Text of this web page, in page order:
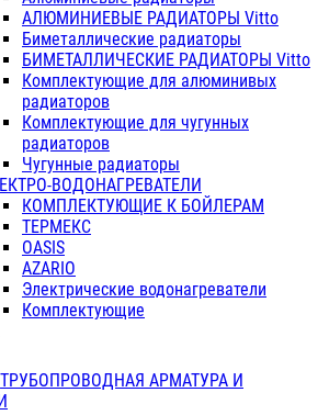
АЛЮМИНИЕВЫЕ РАДИАТОРЫ Vitto
Биметаллические радиаторы
БИМЕТАЛЛИЧЕСКИЕ РАДИАТОРЫ Vitto
Комплектующие для алюминивых
радиаторов
Комплектующие для чугунных
радиаторов
Чугунные радиаторы
ВОДОНАГРЕВАТЕЛИ
КОМПЛЕКТУЮЩИЕ К БОЙЛЕРАМ
ТЕРМЕКС
OASIS
AZARIO
Электрические водонагреватели
Комплектующие
ТРУБОПРОВОДНАЯ АРМАТУРА И